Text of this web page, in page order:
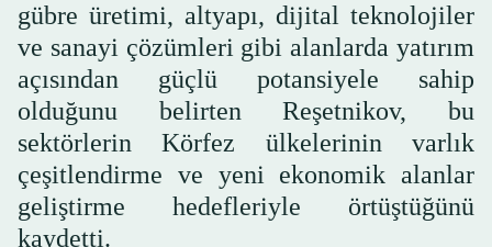
gübre üretimi, altyapı, dijital teknolojiler
ve sanayi çözümleri gibi alanlarda yatırım
açısından güçlü potansiyele sahip
olduğunu belirten Reşetnikov, bu
sektörlerin Körfez ülkelerinin varlık
çeşitlendirme ve yeni ekonomik alanlar
geliştirme hedefleriyle örtüştüğünü
kaydetti.